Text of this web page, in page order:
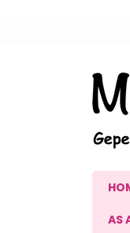
inhoud
AS